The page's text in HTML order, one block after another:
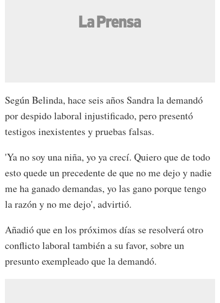
Según Belinda, hace seis años Sandra la demandó
por despido laboral injustificado, pero presentó
testigos inexistentes y pruebas falsas.
'Ya no soy una niña, yo ya crecí. Quiero que de todo
esto quede un precedente de que no me dejo y nadie
me ha ganado demandas, yo las gano porque tengo
la razón y no me dejo', advirtió.
Añadió que en los próximos días se resolverá otro
conflicto laboral también a su favor, sobre un
presunto exempleado que la demandó.